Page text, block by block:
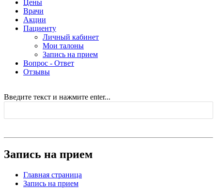
Цены
Врачи
Акции
Пациенту
Личный кабинет
Мои талоны
Запись на прием
Вопрос - Ответ
Отзывы
Введите текст и нажмите enter...
Запись на прием
Главная страница
Запись на прием